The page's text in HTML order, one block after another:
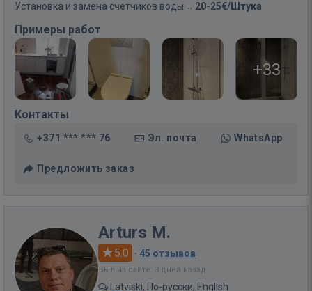
Установка и замена счетчиков воды 20-25€/Штука
Примеры работ
+33
Контакты
+371 *** *** 76 Эл. почта WhatsApp
Предложить заказ
Arturs M.
5.0 · 45 отзывов
Был на сайте: 3 дней назад
Latviski, По-русски, English